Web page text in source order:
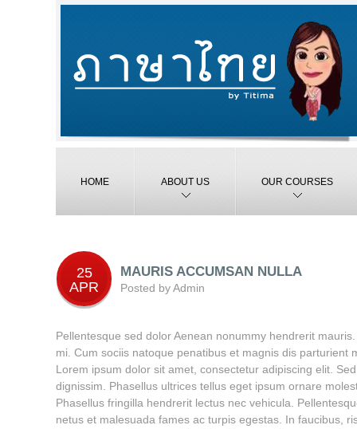
HOME ABOUT US OUR COURSES
25
APR
MAURIS ACCUMSAN NULLA
Posted byAdmin
Pellentesque sed dolor Aenean nonummy hendrerit
mi. Cum sociis natoque penatibus et magnis dis parturient
Lorem ipsum dolor sit amet, consectetur adipiscing elit.
dignissim. Phasellus ultrices tellus eget ipsum ornare
Phasellus fringilla hendrerit lectus nec vehicula.
netus et malesuada fames ac turpis egestas. In faucibus,